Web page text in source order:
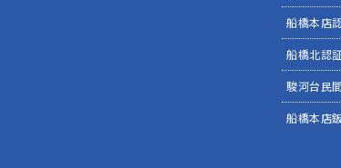
船橋本店
船橋北認
駿河台民
船橋本店